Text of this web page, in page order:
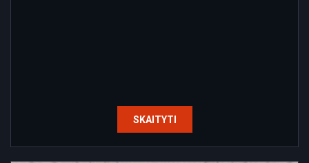
SKAITYTI